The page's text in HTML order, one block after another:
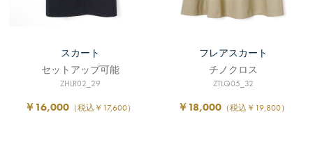
スカート
セットアップ可能
ZHLR02_29
￥16,000 （税込￥17,600）
フレアスカート
チノクロス
ZTLQ05_32
￥18,000（税込￥19,800）